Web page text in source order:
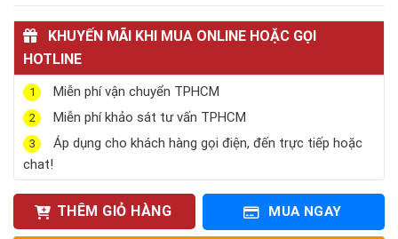
KHUYẾN MÃI KHI MUA ONLINE HOẶC GỌI
HOTLINE
1 Miễn phí vận chuyển TPHCM
2 Miễn phí khảo sát tư vấn TPHCM
3
Áp dụng cho khách hàng gọi điện, đến trực tiếp hoặc
chat!
THÊM GIỎ HÀNG MUA NGAY